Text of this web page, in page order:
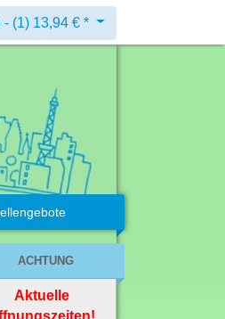
- (1) 13,94 € *
ACHTUNG
Aktuelle